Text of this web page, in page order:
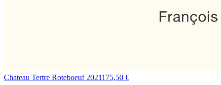
Chateau Tertre Roteboeuf 2021175,50 €